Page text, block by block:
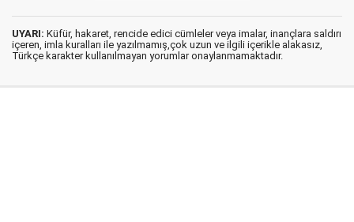
UYARI: Küfür, hakaret, rencide edici cümleler veya imalar, inançlara saldırı
içeren, imla kuralları ile yazılmamış,çok uzun ve ilgili içerikle alakasız,
Türkçe karakter kullanılmayan yorumlar onaylanmamaktadır.